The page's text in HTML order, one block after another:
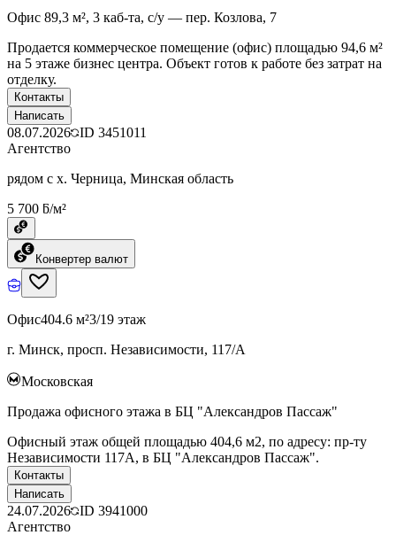
Офис 89,3 м², 3 каб-та, с/у — пер. Козлова, 7
Продается коммерческое помещение (офис) площадью 94,6 м²
на 5 этаже бизнес центра. Объект готов к работе без затрат на
отделку.
Контакты
Написать
08.07.2026 ID 3451011
Агентство
рядом с х. Черница, Минская область
5 700 ƃ/м²
Конвертер валют
Офис404.6 м²3/19 этаж
г. Минск, просп. Независимости, 117/А
Московская
Продажа офисного этажа в БЦ "Александров Пассаж"
Офисный этаж общей площадью 404,6 м2, по адресу: пр-ту
Независимости 117А, в БЦ "Александров Пассаж".
Контакты
Написать
24.07.2026 ID 3941000
Агентство